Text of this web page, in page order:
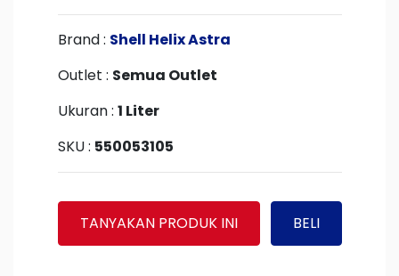
Brand : Shell Helix Astra
Outlet : Semua Outlet
Ukuran : 1 Liter
SKU : 550053105
TANYAKAN PRODUK INI BELI